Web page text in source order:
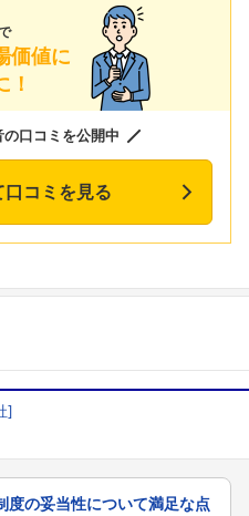
価値に
！
口コミを公開中
コミを見る
]
度の妥当性について満足な点